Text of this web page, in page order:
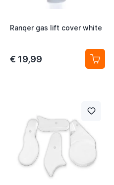
Ranqer gas lift cover white
€ 19,99